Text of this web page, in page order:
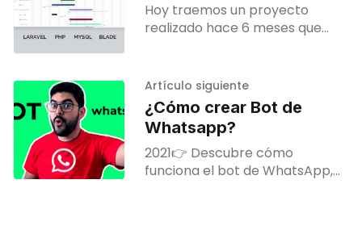
Hoy traemos un proyecto
realizado hace 6 meses que
con la finalidad de poder llevar
Artículo siguiente
¿Cómo crear Bot de
Whatsapp?
2021👉 Descubre cómo
funciona el bot de WhatsApp,